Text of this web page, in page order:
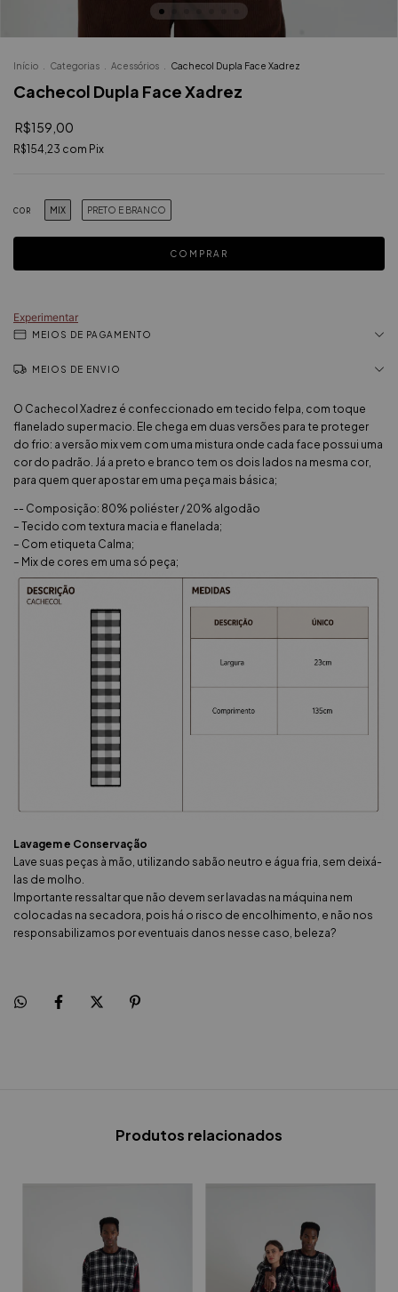
Início Categorias Acessórios Cachecol Dupla Face Xadrez
Cachecol Dupla Face Xadrez
R$159,00
R$154,23 com Pix
COR MIX PRETO E BRANCO
Experimentar
MEIOS DE PAGAMENTO
MEIOS DE ENVIO
O Cachecol Xadrez é confeccionado em tecido felpa, com toque
flanelado super macio. Ele chega em duas versões para te proteger
do frio: a versão mix vem com uma mistura onde cada face possui uma
cor do padrão. Já a preto e branco tem os dois lados na mesma cor,
para quem quer apostar em uma peça mais básica;
-- Composição: 80% poliéster / 20% algodão
– Tecido com textura macia e flanelada;
– Com etiqueta Calma;
– Mix de cores em uma só peça;
Lavagem e Conservação
Lave suas peças à mão, utilizando sabão neutro e água fria, sem deixá-
las de molho.
Importante ressaltar que não devem ser lavadas na máquina nem
colocadas na secadora, pois há o risco de encolhimento, e não nos
responsabilizamos por eventuais danos nesse caso, beleza?
Produtos relacionados